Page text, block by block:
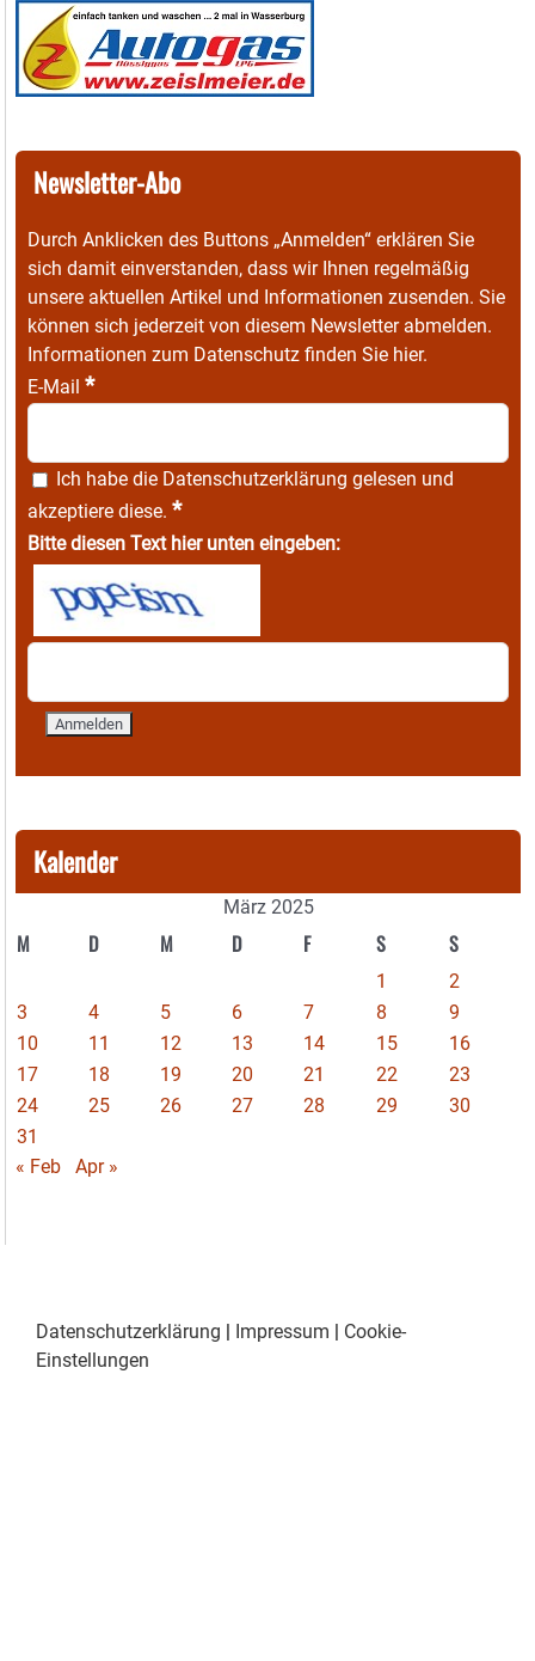
Newsletter-Abo
Durch Anklicken des Buttons „Anmelden“ erklären Sie
sich damit einverstanden, dass wir Ihnen regelmäßig
unsere aktuellen Artikel und Informationen zusenden. Sie
können sich jederzeit von diesem Newsletter abmelden.
Informationen zum Datenschutz finden Sie hier.
E-Mail *
Ich habe die Datenschutzerklärung gelesen und
akzeptiere diese. *
Bitte diesen Text hier unten eingeben:
Kalender
März 2025
M D M D F S S
1
2
3
4 5 6 7 8
9
10
11 12 13 14 15
16
17
18 19 20 21 22
23
24
25 26 27 28 29
30
31
« Feb
Apr »
Datenschutzerklärung | Impressum | Cookie-
Einstellungen